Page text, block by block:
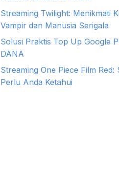
Streaming Twilight: Menikmati
Vampir dan Manusia Serigala
Solusi Praktis Top Up Google
DANA
Streaming One Piece Film Red:
Perlu Anda Ketahui